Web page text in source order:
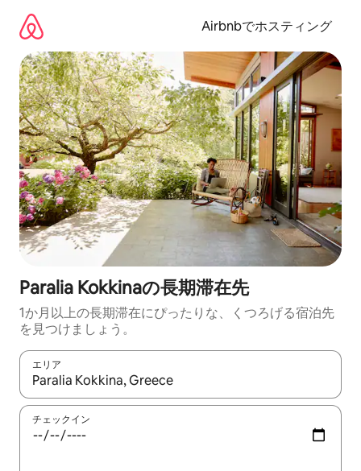
Airbnbでホスティング
Paralia Kokkinaの長期滞在先
1か月以上の長期滞在にぴったりな、くつろげる宿泊先
を見つけましょう。
エリア
検索結果が表示されたら、上下の矢印キーを使って移動するか
チェックイン